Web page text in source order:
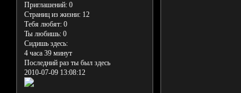
Приглашений:0
Страниц из жизни:12
Тебя любят: 0
Ты любишь: 0
Сидишь здесь:
4 часа 39 минут
Последний раз ты был здесь
2010-07-09 13:08:12